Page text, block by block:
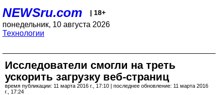
NEWSru.com | 18+
понедельник, 10 августа 2026
Технологии
Исследователи смогли на треть
ускорить загрузку веб-страниц
время публикации: 11 марта 2016 г., 17:10 | последнее обновление: 11 марта 2016
г., 17:24